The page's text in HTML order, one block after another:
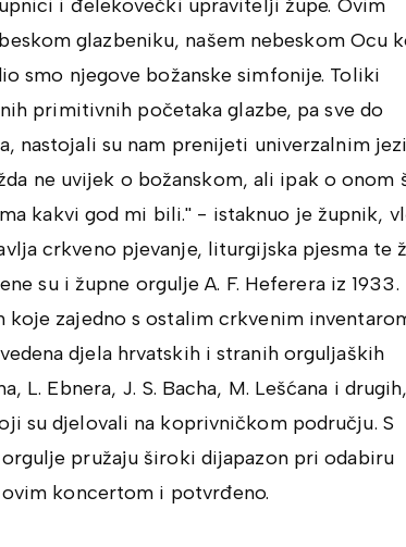
i đelekovečki upravitelji župe. Ovim
glazbeniku, našem nebeskom Ocu
smo njegove božanske simfonije. Toliki
primitivnih početaka glazbe, pa sve do
nastojali su nam prenijeti univerzalnim
ne uvijek o božanskom, ali ipak o onom
kakvi god mi bili.'' - istaknuo je župnik,
crkveno pjevanje, liturgijska pjesma te
su i župne orgulje A. F. Heferera iz 1933.
koje zajedno s ostalim crkvenim
djela hrvatskih i stranih orguljaških
L. Ebnera, J. S. Bacha, M. Lešćana i
su djelovali na koprivničkom području. S
pružaju široki dijapazon pri odabiru
koncertom i potvrđeno.